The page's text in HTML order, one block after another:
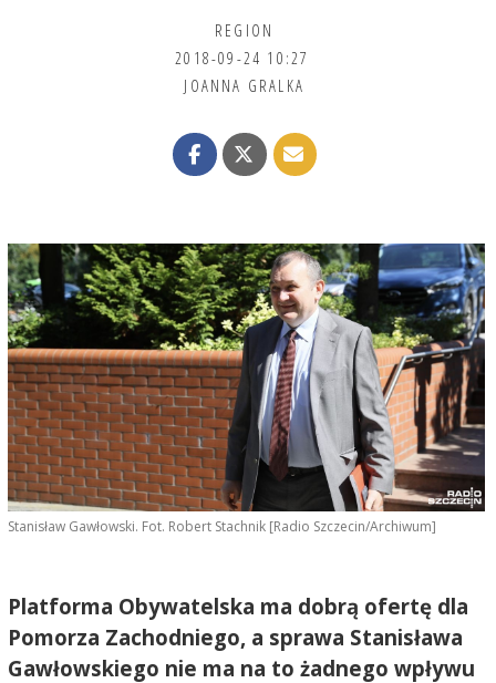
REGION
2018-09-24 10:27
JOANNA GRALKA
Stanisław Gawłowski. Fot. Robert Stachnik [Radio Szczecin/Archiwum]
Platforma Obywatelska ma dobrą ofertę dla
Pomorza Zachodniego, a sprawa Stanisława
Gawłowskiego nie ma na to żadnego wpływu